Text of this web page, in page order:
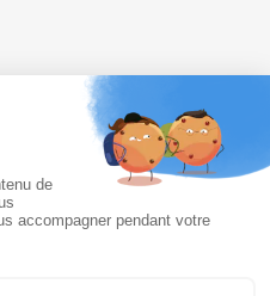
personnelles